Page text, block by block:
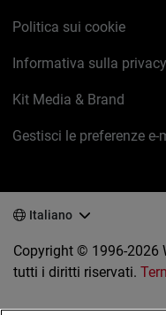
Politica sui cookie
Informativa sulla privacy
Kit Media & Brand
Gestisci le preferenze e-
Italiano
Copyright © 1996-2026
tutti i diritti riservati.